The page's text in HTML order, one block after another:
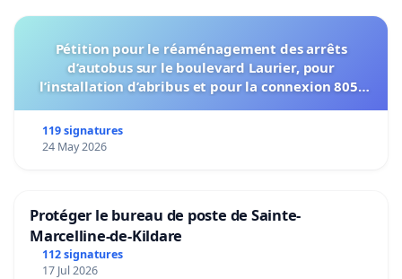
Pétition pour le réaménagement des arrêts
d’autobus sur le boulevard Laurier, pour
l’installation d’abribus et pour la connexion 805-
119 signatures
24 May 2026
Protéger le bureau de poste de Sainte-
Marcelline-de-Kildare
112 signatures
17 Jul 2026